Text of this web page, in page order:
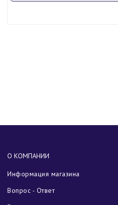
О КОМПАНИИ
Информация магазина
Вопрос - Ответ